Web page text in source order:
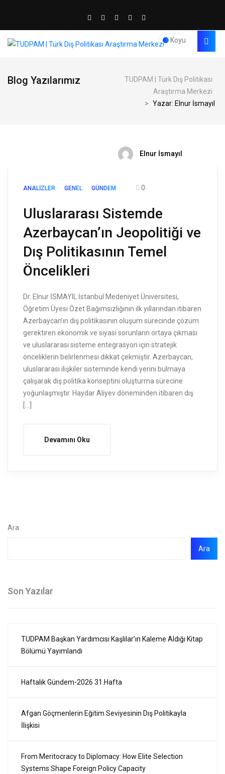
Koyu
Blog Yazılarımız
TUDPAM | Türk Dış Politikası
Araştırma Merkezi
> Yazar: Elnur İsmayıl
Elnur İsmayıl
ANALIZLER GENEL GÜNDEM 0
Uluslararası Sistemde
Azerbaycan’ın Jeopolitiği ve
Dış Politikasının Temel
Öncelikleri
Dr. Elnur İSMAYIL İstanbul Medeniyet Üniversitesi,
Öğretim Üyesi Özet Bağımsızlığının ilk yıllarından itibaren
Azerbaycan’ın dış politikasının oluşum sürecinde çözüm
gerektiren ekonomik ve siyasi sorunların ortaya çıkması
ve uluslararası sisteme entegrasyon için stratejik
önceliklerin belirlenmesi dikkat çekmiştir. Azerbaycan,
uluslararası ilişkiler sisteminde kendi yerini bulmaya
çalışarak dış politika konseptini oluşturma sürecine
yoğunlaşmıştır. Haydar Aliyev döneminden itibaren dış
[…]
Devamını Oku
Ara
Ara
Son Yazılar
TUDPAM Başkan Yardımcısı Kaşlılar’ın Kaleme Aldığı Kitap
Bölümü Yayımlandı
Haftalık Gündem-2026 31.Hafta
Afgan Göçmenlerin Eğitim Seviyesinin Dış Politikayla
İlişkisi
From Meritocracy to Diplomacy: How Elite Selection
Systems Shape Foreign Policy Capacity